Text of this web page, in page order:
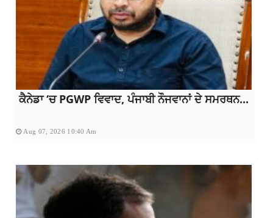
ਕੈਨੇਡਾ ‘ਚ PGWP ਵਿਵਾਦ, ਪੰਜਾਬੀ ਨੌਜਵਾਨਾਂ ਦੇ ਸਮਰਥਨ...
Aug 07, 2026 10:40 Am